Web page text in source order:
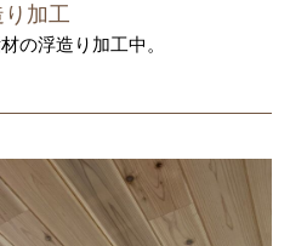
加工
の浮造り加工中。